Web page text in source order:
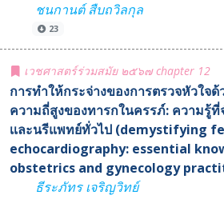
ชนกานต์ สืบถวิลกุล
23
เวชศาสตร์ร่วมสมัย ๒๕๖๗ chapter 12
การทำให้กระจ่างของการตรวจหัวใจด้
ความถี่สูงของทารกในครรภ์: ความรู้
เเละนรีแพทย์ทั่วไป (demystifying
echocardiography: essential
obstetrics and gynecology
ธีระภัทร เจริญวิทย์